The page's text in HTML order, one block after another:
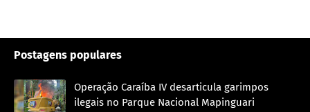
Postagens populares
Operação Caraíba IV desarticula garimpos
ilegais no Parque Nacional Mapinguari